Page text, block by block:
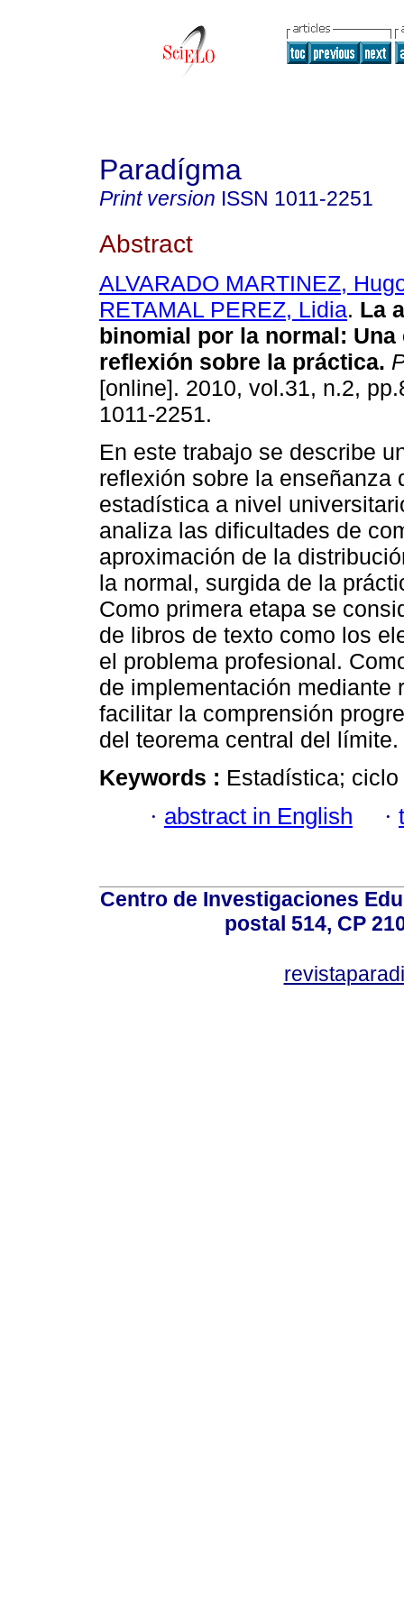
Paradígma
Print version ISSN 1011-2251
Abstract
ALVARADO MARTINEZ,
RETAMAL PEREZ, Lidia. La
binomial por la normal: Una
reflexión sobre la práctica.
[online]. 2010, vol.31, n.2,
1011-2251.
En este trabajo se describe
reflexión sobre la enseñanza
estadística a nivel
analiza las dificultades de
aproximación de la
la normal, surgida de la
Como primera etapa se
de libros de texto como los
el problema profesional.
de implementación mediante
facilitar la comprensión
del teorema central del límite.
Keywords : Estadística;
· abstract in English ·
Centro de Investigaciones
postal 514, CP